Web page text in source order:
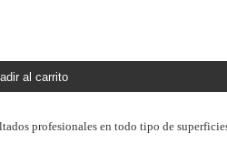
al carrito
profesionales en todo tipo de